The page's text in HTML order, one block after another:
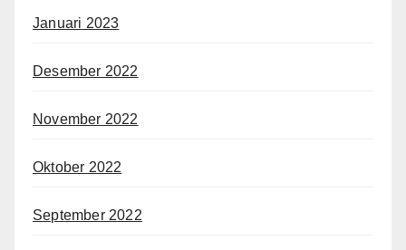
Januari 2023
Desember 2022
November 2022
Oktober 2022
September 2022